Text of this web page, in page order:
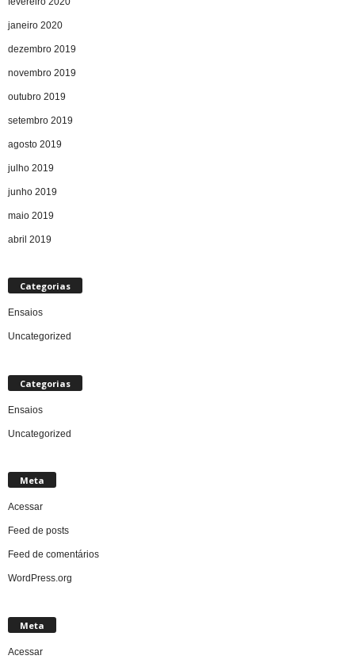
janeiro 2020
dezembro 2019
novembro 2019
outubro 2019
setembro 2019
agosto 2019
julho 2019
junho 2019
maio 2019
abril 2019
Categorias
Ensaios
Uncategorized
Categorias
Ensaios
Uncategorized
Meta
Acessar
Feed de posts
Feed de comentários
WordPress.org
Meta
Acessar